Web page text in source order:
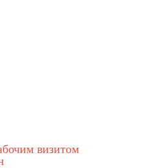
визитом